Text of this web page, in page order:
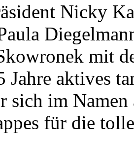
Nicky
mit
Jahre aktives
sich im
für die